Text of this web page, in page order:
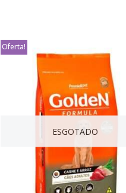
ESGOTADO
Oferta!